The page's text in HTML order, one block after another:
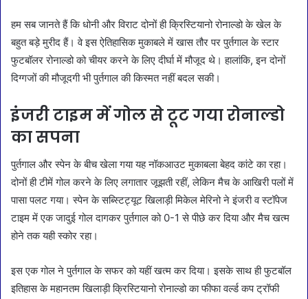
हम सब जानते हैं कि धोनी और विराट दोनों ही क्रिस्टियानो रोनाल्डो के खेल के
बहुत बड़े मुरीद हैं। वे इस ऐतिहासिक मुकाबले में खास तौर पर पुर्तगाल के स्टार
फुटबॉलर रोनाल्डो को चीयर करने के लिए दीर्घा में मौजूद थे। हालांकि, इन दोनों
दिग्गजों की मौजूदगी भी पुर्तगाल की किस्मत नहीं बदल सकी।
इंजरी टाइम में गोल से टूट गया रोनाल्डो
का सपना
पुर्तगाल और स्पेन के बीच खेला गया यह नॉकआउट मुकाबला बेहद कांटे का रहा।
दोनों ही टीमें गोल करने के लिए लगातार जूझती रहीं, लेकिन मैच के आखिरी पलों में
पासा पलट गया। स्पेन के सब्स्टिट्यूट खिलाड़ी मिकेल मेरिनो ने इंजरी व स्टॉपेज
टाइम में एक जादुई गोल दागकर पुर्तगाल को 0-1 से पीछे कर दिया और मैच खत्म
होने तक यही स्कोर रहा।
इस एक गोल ने पुर्तगाल के सफर को यहीं खत्म कर दिया। इसके साथ ही फुटबॉल
इतिहास के महानतम खिलाड़ी क्रिस्टियानो रोनाल्डो का फीफा वर्ल्ड कप ट्रॉफी